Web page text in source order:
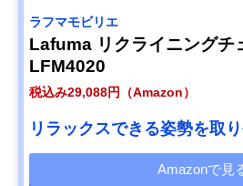
ラフマモビリエ
Lafuma リクライニングチ
LFM4020
税込み29,088円（Amazon）
リラックスできる姿勢を取
Amazonで見